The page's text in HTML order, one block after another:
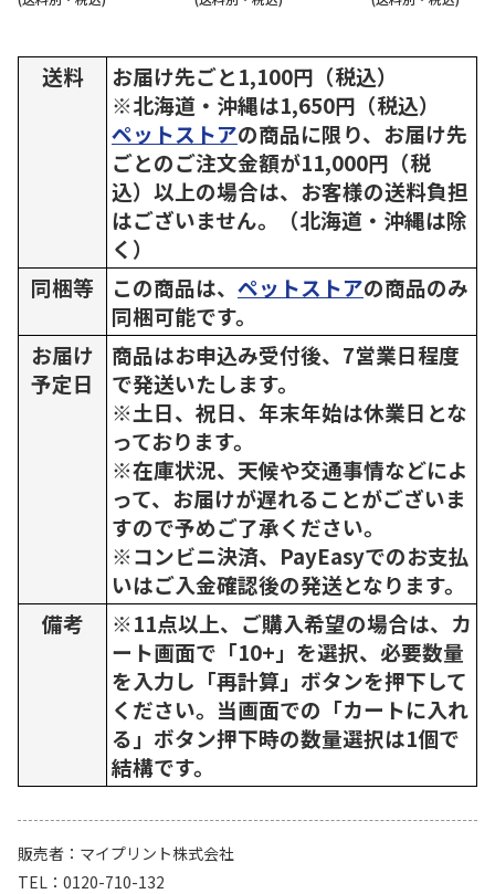
送料
お届け先ごと1,100円（税込）
※北海道・沖縄は1,650円（税込）
ペットストアの商品に限り、お届け先
ごとのご注文金額が11,000円（税
込）以上の場合は、お客様の送料負担
はございません。（北海道・沖縄は除
く）
同梱等
この商品は、 ペットストアの商品のみ
同梱可能です。
お届け
予定日
商品はお申込み受付後、7営業日程度
で発送いたします。
※土日、祝日、年末年始は休業日とな
っております。
※在庫状況、天候や交通事情などによ
って、お届けが遅れることがございま
すので予めご了承ください。
※コンビニ決済、PayEasyでのお支払
いはご入金確認後の発送となります。
備考
※11点以上、ご購入希望の場合は、カ
ート画面で「10+」を選択、必要数量
を入力し「再計算」ボタンを押下して
ください。当画面での「カートに入れ
る」ボタン押下時の数量選択は1個で
結構です。
販売者
マイプリント株式会社
TEL
0120-710-132